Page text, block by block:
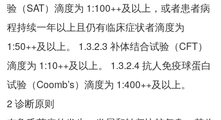
验（SAT）滴度为 1:100++及以上，或者患者病
程持续一年以上且仍有临床症状者滴度为
1:50++及以上。 1.3.2.3 补体结合试验（CFT）
滴度为 1:10++及以上。 1.3.2.4 抗人免疫球蛋白
试验（Coomb’s）滴度为 1:400++及以上。
2 诊断原则